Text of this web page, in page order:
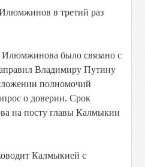
в третий раз
Илюмжинова было связано с
Владимиру Путину
полномочий
о доверии. Срок
на посту главы Калмыкии
Калмыкией с